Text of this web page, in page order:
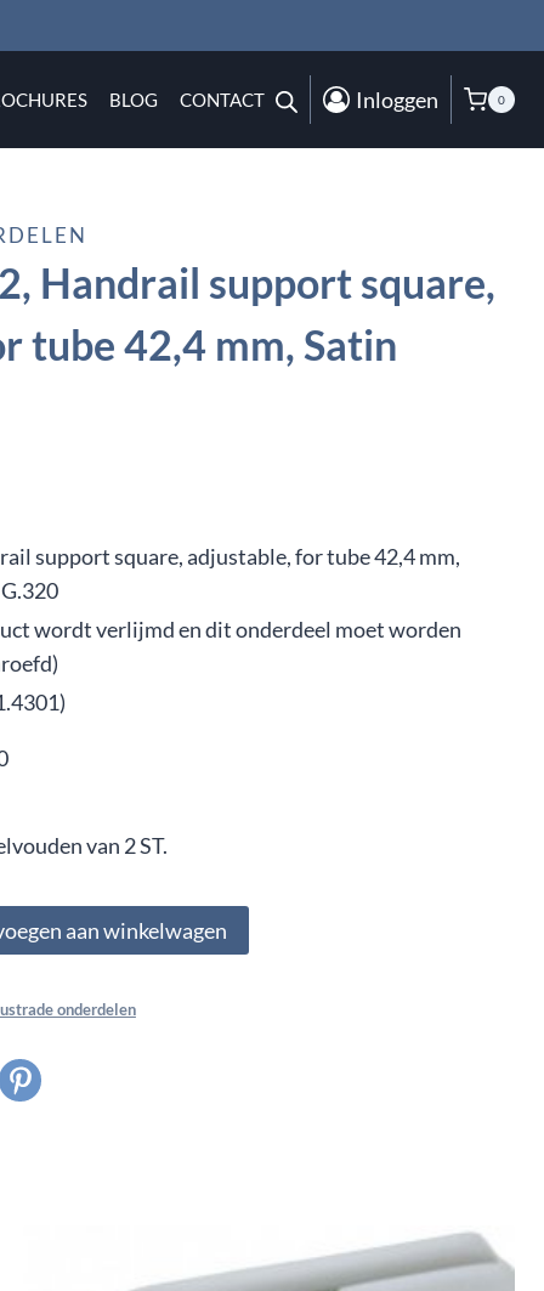
BLOG CONTACT Inloggen 0
Handrail support square,
tube 42,4 mm, Satin
support square, adjustable, for tube 42,4 mm,
wordt verlijmd en dit onderdeel moet worden
van 2 ST.
aan winkelwagen
onderdelen